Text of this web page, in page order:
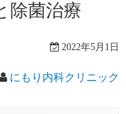
除菌治療
2022年5月1日
にもり内科クリニック